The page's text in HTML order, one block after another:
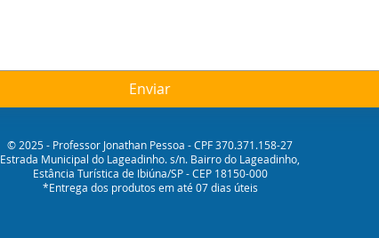
Enviar
© 2025 - Professor Jonathan Pessoa - CPF 370.371.158-27
Estrada Municipal do Lageadinho. s/n. Bairro do Lageadinho,
Estância Turística de Ibiúna/SP - CEP 18150-000
*Entrega dos produtos em até 07 dias úteis